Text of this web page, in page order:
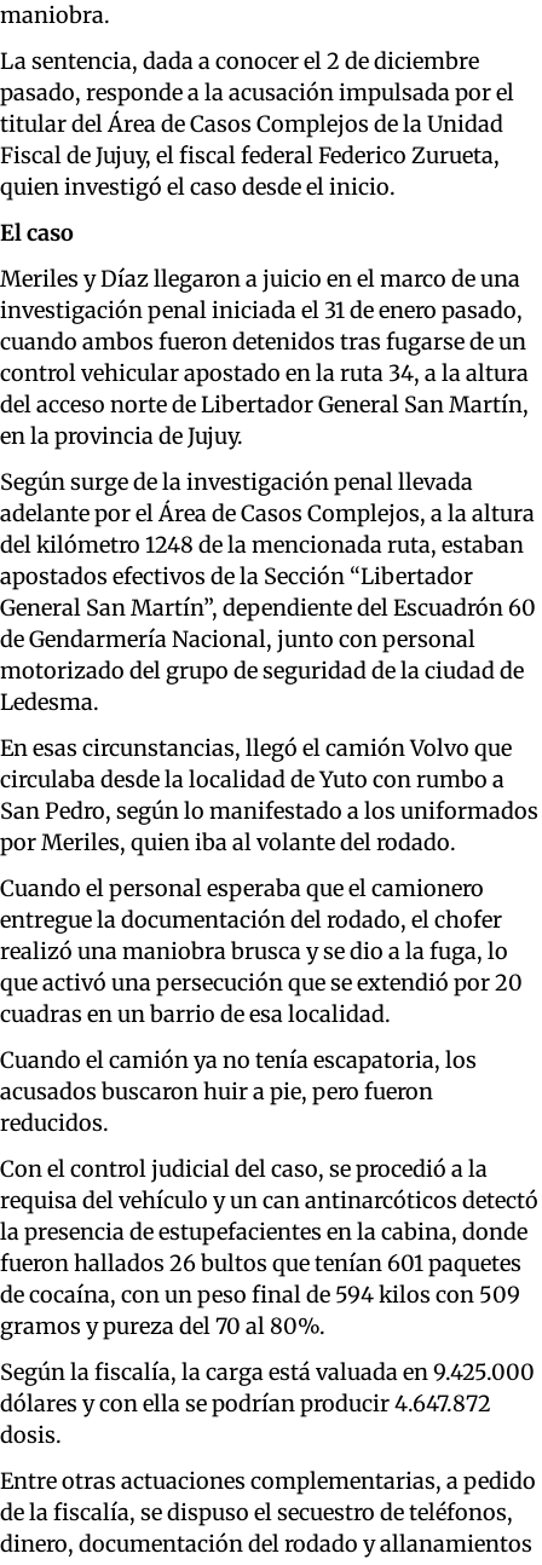
maniobra.
La sentencia, dada a conocer el 2 de diciembre
pasado, responde a la acusación impulsada por el
titular del Área de Casos Complejos de la Unidad
Fiscal de Jujuy, el fiscal federal Federico Zurueta,
quien investigó el caso desde el inicio.
El caso
Meriles y Díaz llegaron a juicio en el marco de una
investigación penal iniciada el 31 de enero pasado,
cuando ambos fueron detenidos tras fugarse de un
control vehicular apostado en la ruta 34, a la altura
del acceso norte de Libertador General San Martín,
en la provincia de Jujuy.
Según surge de la investigación penal llevada
adelante por el Área de Casos Complejos, a la altura
del kilómetro 1248 de la mencionada ruta, estaban
apostados efectivos de la Sección “Libertador
General San Martín”, dependiente del Escuadrón 60
de Gendarmería Nacional, junto con personal
motorizado del grupo de seguridad de la ciudad de
Ledesma.
En esas circunstancias, llegó el camión Volvo que
circulaba desde la localidad de Yuto con rumbo a
San Pedro, según lo manifestado a los uniformados
por Meriles, quien iba al volante del rodado.
Cuando el personal esperaba que el camionero
entregue la documentación del rodado, el chofer
realizó una maniobra brusca y se dio a la fuga, lo
que activó una persecución que se extendió por 20
cuadras en un barrio de esa localidad.
Cuando el camión ya no tenía escapatoria, los
acusados buscaron huir a pie, pero fueron
reducidos.
Con el control judicial del caso, se procedió a la
requisa del vehículo y un can antinarcóticos detectó
la presencia de estupefacientes en la cabina, donde
fueron hallados 26 bultos que tenían 601 paquetes
de cocaína, con un peso final de 594 kilos con 509
gramos y pureza del 70 al 80%.
Según la fiscalía, la carga está valuada en 9.425.000
dólares y con ella se podrían producir 4.647.872
dosis.
Entre otras actuaciones complementarias, a pedido
de la fiscalía, se dispuso el secuestro de teléfonos,
dinero, documentación del rodado y allanamientos